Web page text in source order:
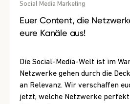
Social Media Marketing
Euer Content, die
eure Kanäle aus!
Die Social-Media-Welt ist im
Netzwerke gehen durch die
an Relevanz. Wir verschaffen
jetzt, welche Netzwerke